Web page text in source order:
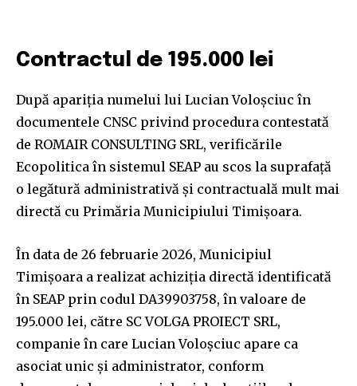
Contractul de 195.000 lei
După apariția numelui lui Lucian Voloșciuc în
documentele CNSC privind procedura contestată
de ROMAIR CONSULTING SRL, verificările
Ecopolitica în sistemul SEAP au scos la suprafață
o legătură administrativă și contractuală mult mai
directă cu Primăria Municipiului Timișoara.
În data de 26 februarie 2026, Municipiul
Timișoara a realizat achiziția directă identificată
în SEAP prin codul DA39903758, în valoare de
195.000 lei, către SC VOLGA PROIECT SRL,
companie în care Lucian Voloșciuc apare ca
asociat unic și administrator, conform